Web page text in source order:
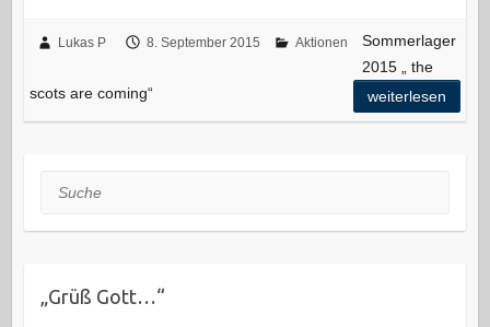
Lukas P 8. September 2015 Aktionen
Sommerlager
2015 „ the
scots are coming“
weiterlesen
Suche
„Grüß Gott…“